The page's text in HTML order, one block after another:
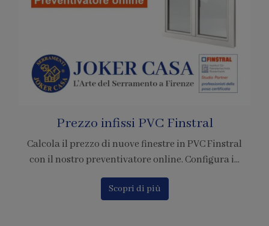
Pagamenti con Bitcoin
È ufficiale! Abbiamo accreditato la nostra azienda
per l'adesione al circuito di pagamento tramite ...
Scopri di più